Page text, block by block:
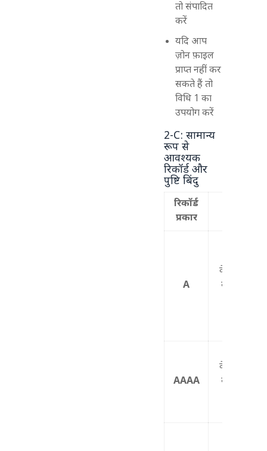
तो संपादित
करें
यदि आप
ज़ोन फ़ाइल
प्राप्त नहीं कर
सकते हैं तो
विधि 1 का
उपयोग करें
2-C: सामान्य
रूप से
आवश्यक
रिकॉर्ड और
पुष्टि बिंदु
रिकॉर्ड
प्रकार
A
वेब / सर्वर
का IPv4
AAAA
वेब / सर्वर
का IPv6